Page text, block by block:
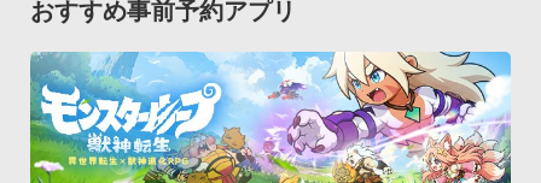
おすすめ事前予約アプリ